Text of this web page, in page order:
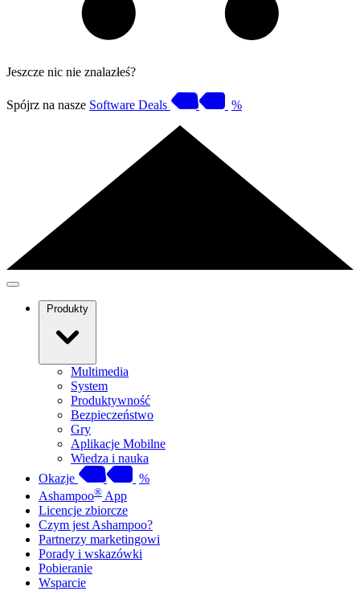
Jeszcze nic nie znalazłeś?
Spójrz na nasze Software Deals %
Produkty
Multimedia
System
Produktywność
Bezpieczeństwo
Gry
Aplikacje Mobilne
Wiedza i nauka
Okazje
%
Ashampoo® App
Licencje zbiorcze
Czym jest Ashampoo?
Partnerzy marketingowi
Porady i wskazówki
Pobieranie
Wsparcie